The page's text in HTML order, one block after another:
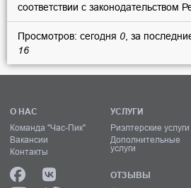
соответствии с законодательством
Просмотров: сегодня 0 , за
16
О НАС
Команда "Час-Пик"
Вакансии
Контакты
УСЛУГИ
Риэлтерские услуги
Дополнительные
услуги
ОТЗЫВЫ